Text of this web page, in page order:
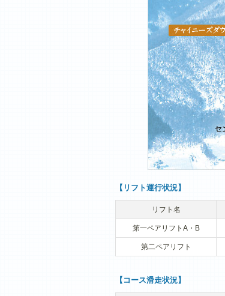
【リフト運行状況】
リフト名
第一ペアリフトA・B
第二ペアリフト
【コース滑走状況】